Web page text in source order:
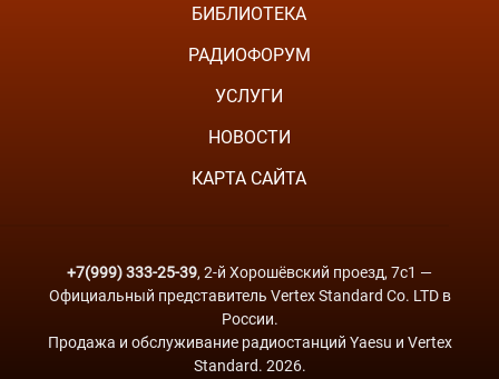
БИБЛИОТЕКА
РАДИОФОРУМ
УСЛУГИ
НОВОСТИ
КАРТА САЙТА
+7(999) 333-25-39, 2-й Хорошёвский проезд, 7с1 —
Официальный представитель Vertex Standard Co. LTD в
России.
Продажа и обслуживание радиостанций Yaesu и Vertex
Standard. 2026.